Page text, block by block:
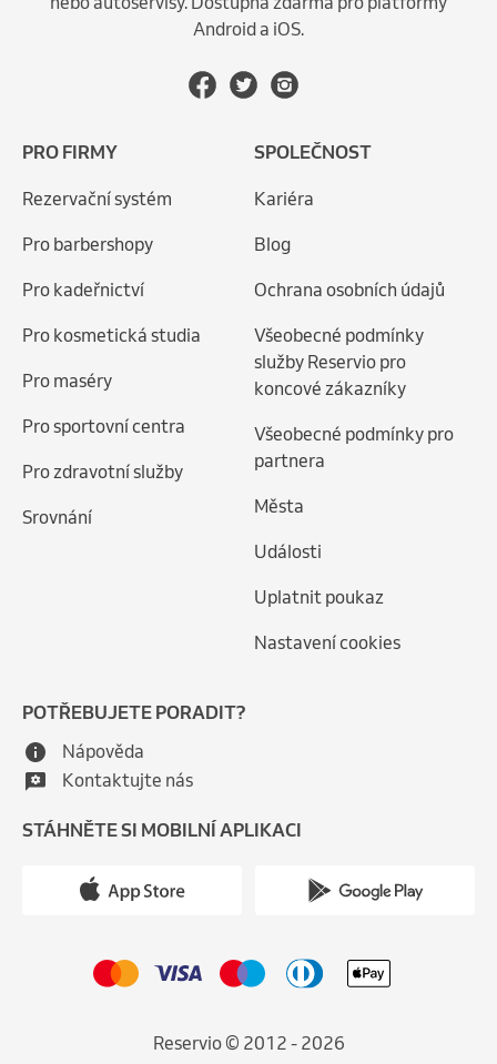
Android a iOS.
PRO FIRMY
Rezervační systém
Pro barbershopy
Pro kadeřnictví
Pro kosmetická studia
Pro maséry
Pro sportovní centra
Pro zdravotní služby
Srovnání
SPOLEČNOST
Kariéra
Blog
Ochrana osobních údajů
Všeobecné podmínky
služby Reservio pro
koncové zákazníky
Všeobecné podmínky pro
partnera
Města
Události
Uplatnit poukaz
Nastavení cookies
POTŘEBUJETE PORADIT?
Nápověda
Kontaktujte nás
STÁHNĚTE SI MOBILNÍ APLIKACI
Reservio © 2012 - 2026